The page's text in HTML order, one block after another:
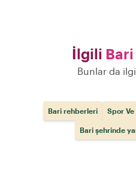
İlgili Bari
Bunlar da
Bari rehberleri Spor
Bari şehrinde